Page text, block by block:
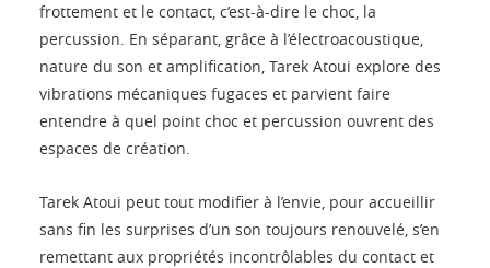
frottement et le contact, c’est-à-dire le choc, la
percussion. En séparant, grâce à l’électroacoustique,
nature du son et amplification, Tarek Atoui explore des
vibrations mécaniques fugaces et parvient faire
entendre à quel point choc et percussion ouvrent des
espaces de création.
Tarek Atoui peut tout modifier à l’envie, pour accueillir
sans fin les surprises d’un son toujours renouvelé, s’en
remettant aux propriétés incontrôlables du contact et